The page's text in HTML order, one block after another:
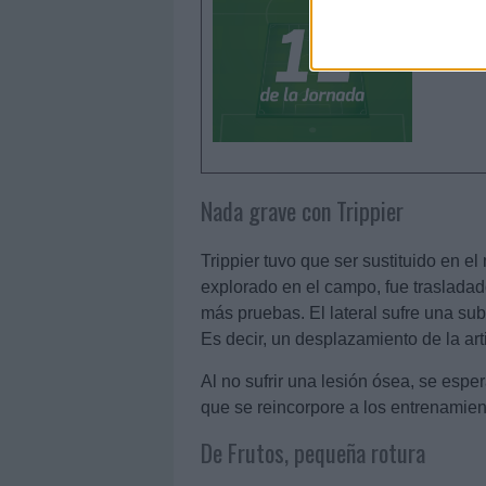
158
Nada grave con Trippier
Trippier tuvo que ser sustituido en
explorado en el campo, fue
más pruebas. El lateral sufre una
Es decir, un desplazamiento de la
Al no sufrir una lesión ósea, se
que se reincorpore a los
De Frutos, pequeña rotura